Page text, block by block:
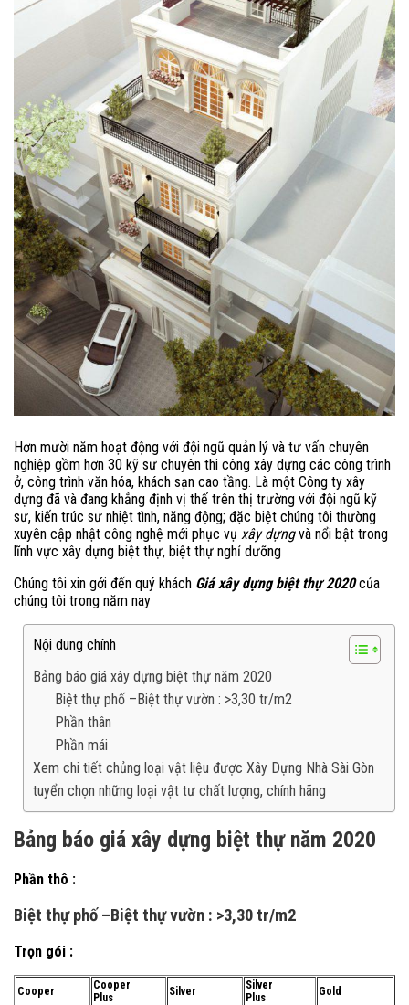
Hơn mười năm hoạt động với đội ngũ quản lý và tư vấn chuyên
nghiệp gồm hơn 30 kỹ sư chuyên thi công xây dựng các công trình
ở, công trình văn hóa, khách sạn cao tầng. Là một Công ty xây
dựng đã và đang khẳng định vị thế trên thị trường với đội ngũ kỹ
sư, kiến trúc sư nhiệt tình, năng động; đặc biệt chúng tôi thường
xuyên cập nhật công nghệ mới phục vụ xây dựngvà nổi bật trong
lĩnh vực xây dựng biệt thự, biệt thự nghỉ dưỡng
Chúng tôi xin gới đến quý khách Giá xây dựng biệt thự 2020của
chúng tôi trong năm nay
Nội dung chính
Bảng báo giá xây dựng biệt thự năm 2020
Biệt thự phố –Biệt thự vườn : >3,30 tr/m2
Phần thân
Phần mái
Xem chi tiết chủng loại vật liệu được Xây Dựng Nhà Sài Gòn
tuyển chọn những loại vật tư chất lượng, chính hãng
Bảng báo giá xây dựng biệt thự năm 2020
Phần thô :
Biệt thự phố –Biệt thự vườn : >3,30 tr/m2
Trọn gói :
Cooper
Cooper
Plus
Silver
Silver
Plus
Gold